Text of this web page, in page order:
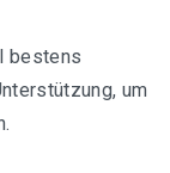
bestens
um